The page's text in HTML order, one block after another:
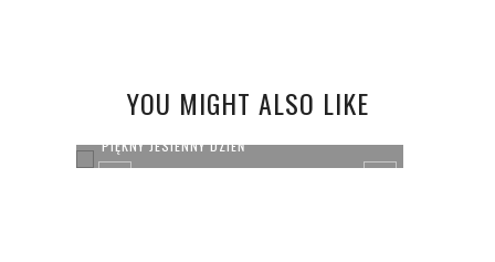
YOU MIGHT ALSO LIKE
PIĘKNY JESIENNY DZIEŃ